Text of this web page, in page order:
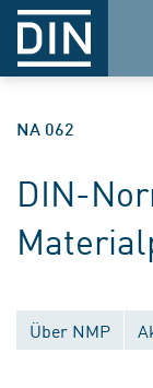
NA 062
DIN-
Über NMP